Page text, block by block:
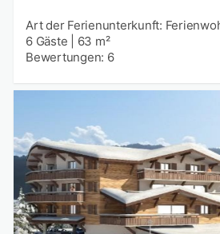
Art der Ferienunterkunft:
6 Gäste
63 m²
Bewertungen: 6